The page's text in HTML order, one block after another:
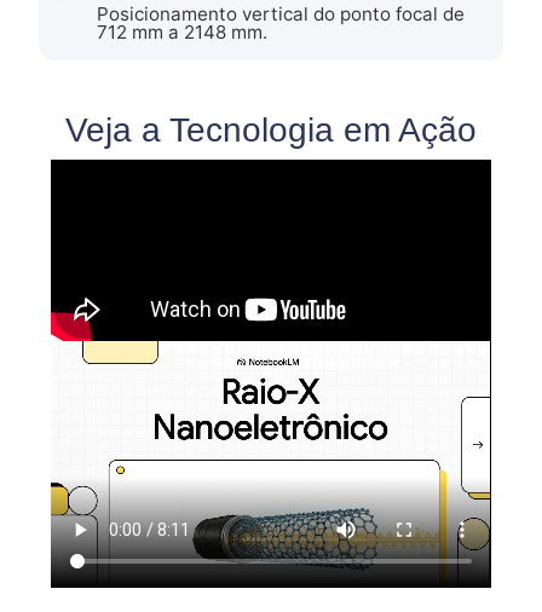
Posicionamento vertical do ponto focal de
712 mm a 2148 mm.
Veja a Tecnologia em Ação